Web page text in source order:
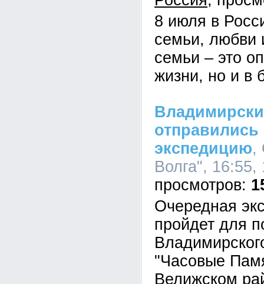
8 июля в
семьи, любви
семьи – это
жизни, но и в
экспедицию,
Волга",
Очередная
пройдет для
"Часовые
Велижском